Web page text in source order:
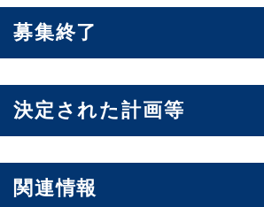
募集終了
決定された計画等
関連情報